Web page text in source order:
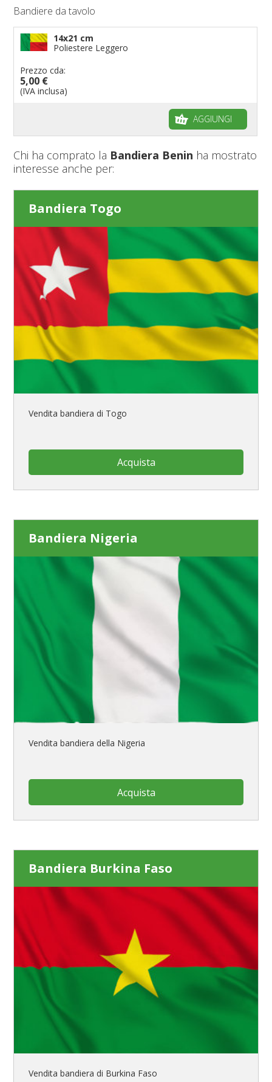
Bandiere da tavolo
14x21 cm
Poliestere Leggero
Prezzo cda:
5,00 €
(IVA inclusa)
AGGIUNGI
Chi ha comprato la Bandiera Benin ha mostrato
interesse anche per:
Bandiera Togo
Vendita bandiera di Togo
Acquista
Bandiera Nigeria
Vendita bandiera della Nigeria
Acquista
Bandiera Burkina Faso
Vendita bandiera di Burkina Faso